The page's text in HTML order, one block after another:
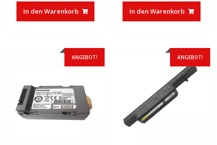
war:
€83,32
ist:
€50,01.
In den Warenkorb
war:
€37,85
ist:
€23,27.
In den Warenkorb
ANGEBOT! ANGEBOT!